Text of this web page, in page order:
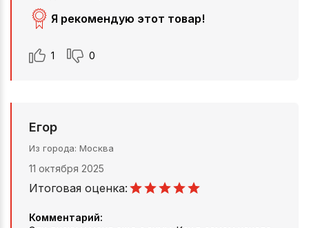
Я рекомендую этот товар!
1 0
Егор
Из города Москва
11 октября 2025
Итоговая оценка:
Комментарий: